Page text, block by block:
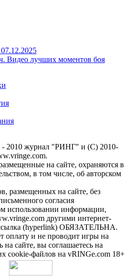
07.12.2025
Видео лучших моментов боя
- 2010 журнал "РИНГ" и (С) 2010-
на сайте, охраняются в
в том числе, об авторском
размещенных на сайте, без
согласия
информации,
другими интернет-
(hyperlink) ОБЯЗАТЕЛЬНА.
оплату и не проводит игры на
на сайте, вы соглашаетесь на
cookie-файлов на vRINGe.com 18+